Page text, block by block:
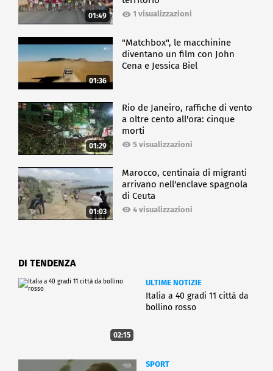
01:49 1 visualizzazioni
01:36
"Matchbox", le macchinine
diventano un film con John
Cena e Jessica Biel
01:29
Rio de Janeiro, raffiche di vento
a oltre cento all'ora: cinque
morti
5 visualizzazioni
01:03
Marocco, centinaia di migranti
arrivano nell'enclave spagnola
di Ceuta
4 visualizzazioni
DI TENDENZA
02:15
ULTIME NOTIZIE
Italia a 40 gradi 11 città da
bollino rosso
SPORT